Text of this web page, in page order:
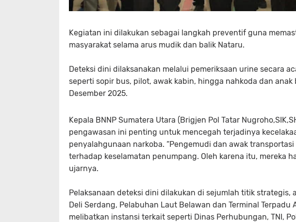
Kegiatan ini dilakukan sebagai langkah preventif guna
masyarakat selama arus mudik dan balik Nataru.
Deteksi dini dilaksanakan melalui pemeriksaan urine secara
seperti sopir bus, pilot, awak kabin, hingga nahkoda dan
Desember 2025.
Kepala BNNP Sumatera Utara (Brigjen Pol Tatar
pengawasan ini penting untuk mencegah terjadinya
penyalahgunaan narkoba. “Pengemudi dan awak
terhadap keselamatan penumpang. Oleh karena itu, mereka
ujarnya.
Pelaksanaan deteksi dini dilakukan di sejumlah titik strategis,
Deli Serdang, Pelabuhan Laut Belawan dan Terminal Terpadu
melibatkan instansi terkait seperti Dinas Perhubungan, TNI,